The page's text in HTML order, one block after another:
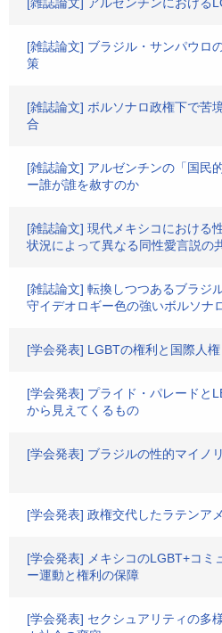
[雑誌論文] ブラジル・サンパウロ
策
[雑誌論文] ボルソナロ政権下で苦
合
[雑誌論文] アルゼンチンの「国民
ー誰が誰を赦すのか
[雑誌論文] 現代メキシコにおける
状況によって異なる同性愛言説の
[雑誌論文] 転換しつつあるブラ
守イデオロギー色の強いボルソナ
[学会発表] LGBTの権利と国際人
[学会発表] プライド・パレードと
から見えてくるもの
[学会発表] ブラジルの性的マイノ
[学会発表] 政権交代したラテンア
[学会発表] メキシコのLGBT+コミ
ー運動と権利の保障
[学会発表] セクシュアリティの多